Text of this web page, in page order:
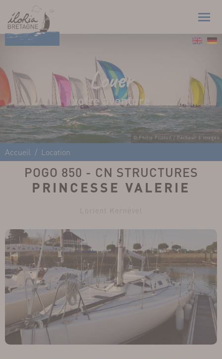
Louer
votre aventure
© Philip Plisson / Pêcheur d'Images
Accueil Location
POGO 850 - CN STRUCTURES
PRINCESSE VALERIE
Lorient Kernével